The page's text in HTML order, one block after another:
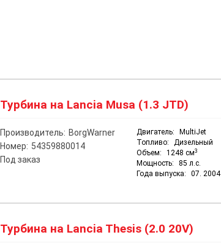
Турбина на Lancia Musa (1.3 JTD)
Производитель: BorgWarner
Номер: 54359880014
Под заказ
Двигатель:
MultiJet
Топливо:
Дизельный
Объем:
1248 см3
Мощность:
85 л.с.
Года выпуска:
07. 2004
Турбина на Lancia Thesis (2.0 20V)